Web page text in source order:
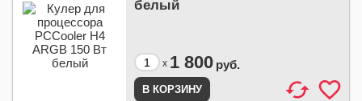
белый
x 1 800 руб.